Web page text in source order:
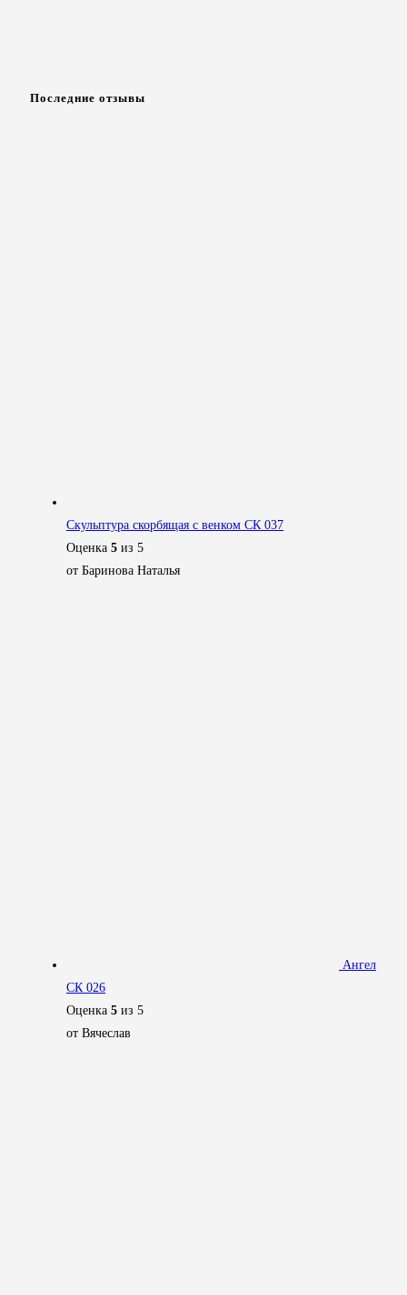
Последние отзывы
Скульптура скорбящая с венком СК 037
Оценка 5 из 5
от Баринова Наталья
Ангел
СК 026
Оценка 5 из 5
от Вячеслав